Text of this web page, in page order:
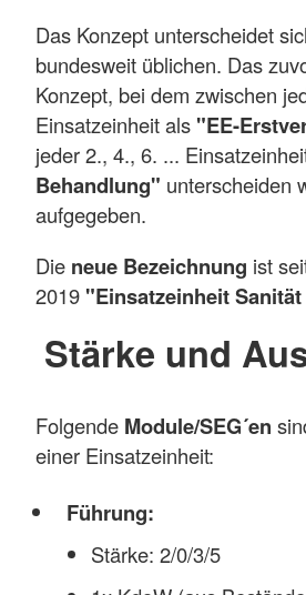
Das Konzept unterscheidet
bundesweit üblichen. Das
Konzept, bei dem zwischen
Einsatzeinheit als "EE-
jeder 2., 4., 6. ...
Behandlung" unterscheiden
aufgegeben.
Die neue Bezeichnung ist
2019 "Einsatzeinheit
Stärke und
Folgende Module/SEG´en
einer Einsatzeinheit:
Führung:
Stärke: 2/0/3/5